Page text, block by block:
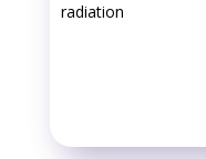
radiation